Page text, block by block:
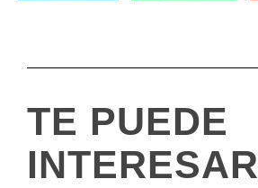
TE PUEDE
INTERESAR